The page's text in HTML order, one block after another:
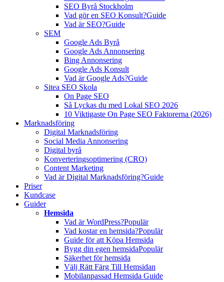
SEO Byrå Stockholm
Vad gör en SEO Konsult?Guide
Vad är SEO?Guide
SEM
Google Ads Byrå
Google Ads Annonsering
Bing Annonsering
Google Ads Konsult
Vad är Google Ads?Guide
Sitea SEO Skola
On Page SEO
Så Lyckas du med Lokal SEO 2026
10 Viktigaste On Page SEO Faktorerna (2026)
Marknadsföring
Digital Marknadsföring
Social Media Annonsering
Digital byrå
Konverteringsoptimering (CRO)
Content Marketing
Vad är Digital Marknadsföring?Guide
Priser
Kundcase
Guider
Hemsida
Vad är WordPress?Populär
Vad kostar en hemsida?Populär
Guide för att Köpa Hemsida
Bygg din egen hemsidaPopulär
Säkerhet för hemsida
Välj Rätt Färg Till Hemsidan
Mobilanpassad Hemsida Guide